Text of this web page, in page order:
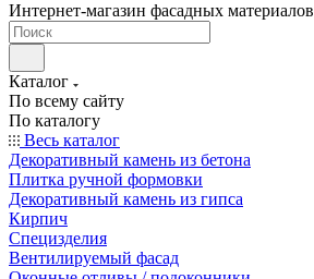
Интернет-магазин фасадных материалов
Каталог
По всему сайту
По каталогу
Весь каталог
Декоративный камень из бетона
Плитка ручной формовки
Декоративный камень из гипса
Кирпич
Специзделия
Вентилируемый фасад